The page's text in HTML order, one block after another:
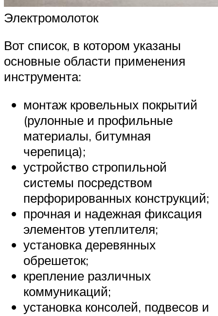
Электромолоток
Вот список, в котором указаны
основные области применения
инструмента:
монтаж кровельных покрытий
(рулонные и профильные
материалы, битумная
черепица);
устройство стропильной
системы посредством
перфорированных конструкций;
прочная и надежная фиксация
элементов утеплителя;
установка деревянных
обрешеток;
крепление различных
коммуникаций;
установка консолей, подвесов и